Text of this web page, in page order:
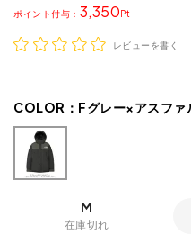
3,350
ポイント
レビューを書く
COLOR： Fグレー×アスファ
M
在庫切れ